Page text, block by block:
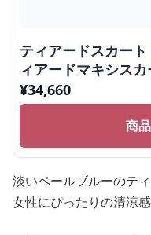
ティアードスカート ティアードスカート 三段テ
ィアードマキシスカ
¥34,660
商
淡いペールブルーのテ
女性にぴったりの清涼